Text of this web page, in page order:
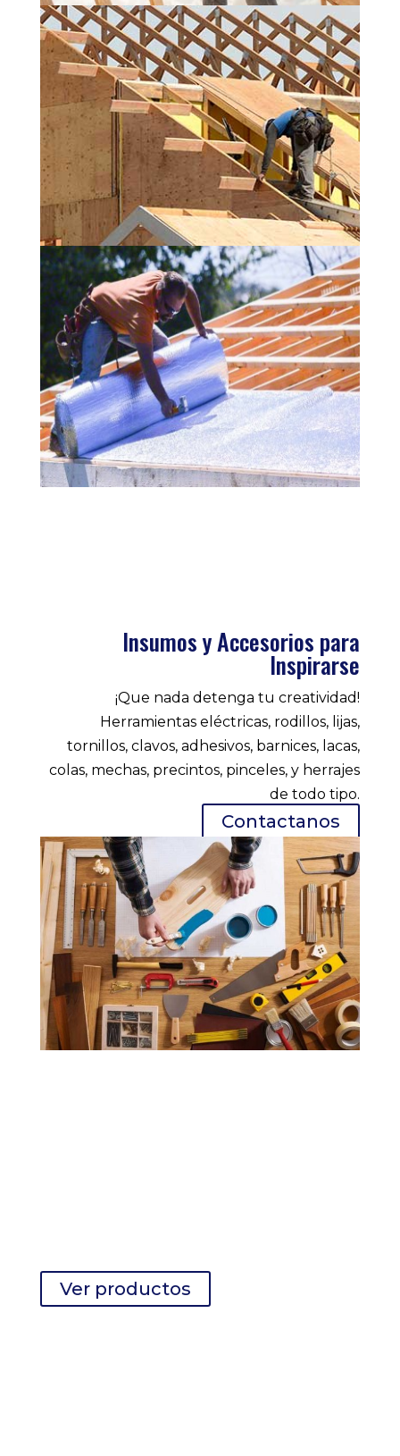
Insumos y Accesorios para
Inspirarse
¡Que nada detenga tu creatividad!
Herramientas eléctricas, rodillos, lijas,
tornillos, clavos, adhesivos, barnices, lacas,
colas, mechas, precintos, pinceles, y herrajes
de todo tipo.
Contactanos
Ver productos